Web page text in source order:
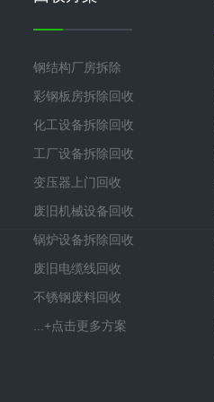
钢结构厂房拆除
彩钢板房拆除回收
化工设备拆除回收
工厂设备拆除回收
变压器上门回收
废旧机械设备回收
锅炉设备拆除回收
废旧电缆线回收
不锈钢废料回收
...+点击更多方案